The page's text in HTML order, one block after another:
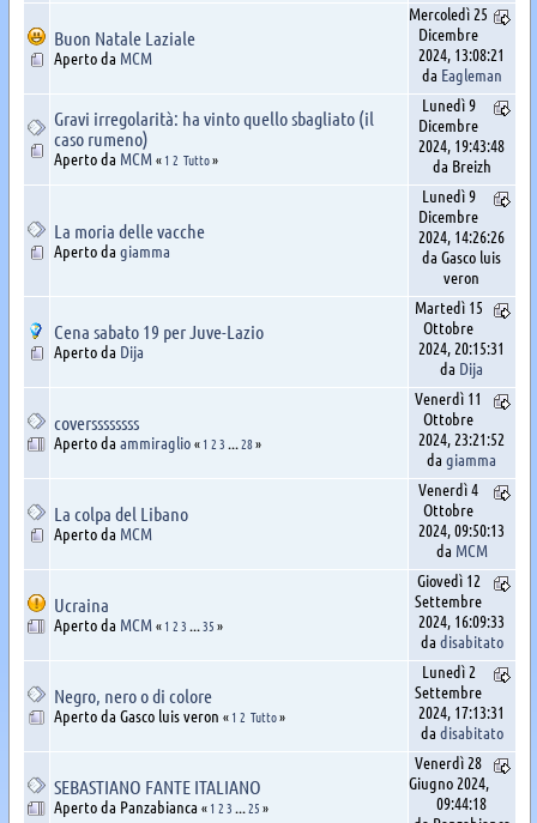
Buon Natale Laziale
Aperto da MCM
Mercoledì 25
Dicembre
2024, 13:08:21
da Eagleman
Gravi irregolarità: ha vinto quello sbagliato (il
caso rumeno)
Aperto da MCM «1 2 Tutto»
Lunedì 9
Dicembre
2024, 19:43:48
da Breizh
La moria delle vacche
Aperto da giamma
Lunedì 9
Dicembre
2024, 14:26:26
da Gasco luis
veron
Cena sabato 19 per Juve-Lazio
Aperto da Dija
Martedì 15
Ottobre
2024, 20:15:31
da Dija
coverssssssss
Aperto da ammiraglio «1 23 ...28»
Venerdì 11
Ottobre
2024, 23:21:52
dagiamma
La colpa del Libano
Aperto da MCM
Venerdì 4
Ottobre
2024, 09:50:13
da MCM
Ucraina
Aperto da MCM «1 23 ...35»
Giovedì 12
Settembre
2024, 16:09:33
da disabitato
Negro, nero o di colore
Aperto da Gasco luis veron «1 2 Tutto»
Lunedì 2
Settembre
2024, 17:13:31
da disabitato
SEBASTIANO FANTE ITALIANO
Aperto da Panzabianca «1 23 ...25»
Venerdì 28
Giugno 2024,
09:44:18